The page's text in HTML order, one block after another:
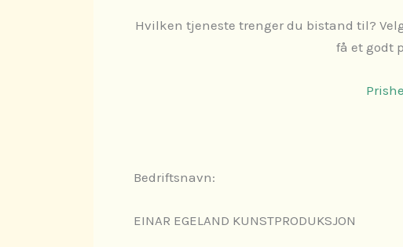
Hvilken tjeneste trenger du bistand til?
få et godt
Bedriftsnavn:
EINAR EGELAND KUNSTPRODUKSJON